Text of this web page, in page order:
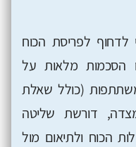
לפריסת הכוח
הסכמות מלאות על
(כולל שאלת
דורשת שליטה
הכוח ולתיאום מול